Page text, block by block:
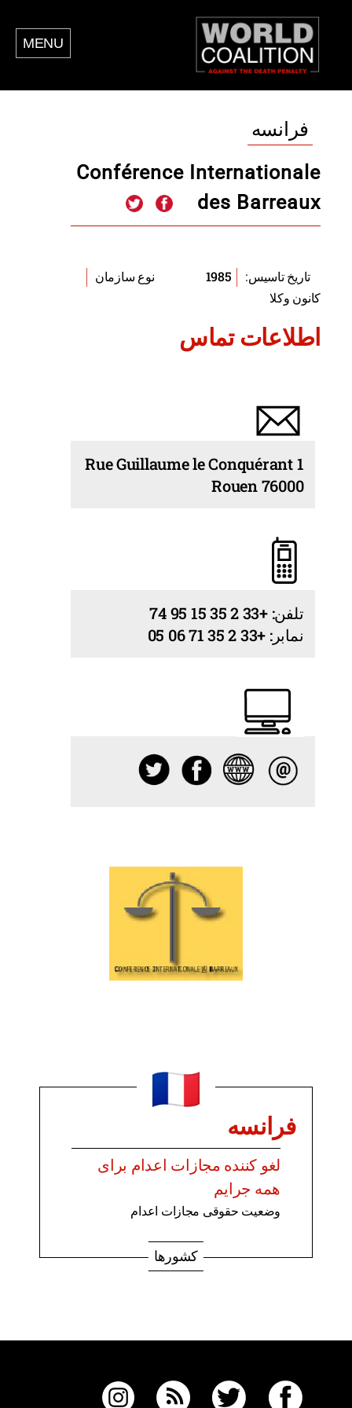
MENU
فرانسه
Conférence Internationale
des Barreaux
تاریخ تاسیس: نوع سازمان
کانون وکلا
اطلاعات تماس
1 Rue Guillaume le Conquérant
76000 Rouen
تلفن: +33 2 35 15 95 74
نمابر: +33 2 35 71 06 05
فرانسه
لغو کننده مجازات اعدام برای
همه جرایم
وضعیت حقوقی مجازات اعدام
کشورها